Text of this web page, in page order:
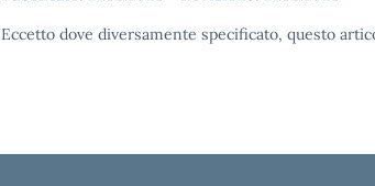
Eccetto dove diversamente specificato, questo